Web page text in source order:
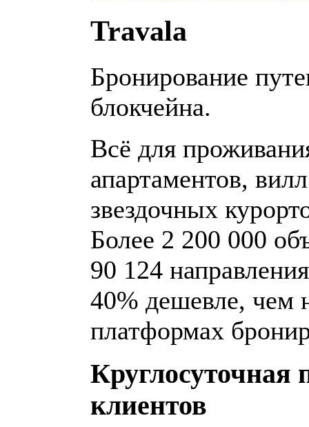
Travala
Бронирование
блокчейна.
Всё для
апартаментов,
звездочных
Более 2 200 000
90 124
40% дешевле, чем
платформах
Круглосуточная
клиентов